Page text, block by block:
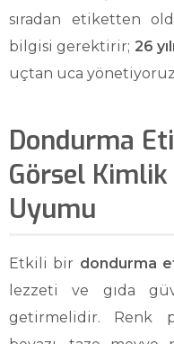
sıradan etiketten
bilgisi gerektirir; 26
uçtan uca
Dondurma
Görsel
Uyumu
Etkili bir dondurma
lezzeti ve gıda
getirmelidir. Renk